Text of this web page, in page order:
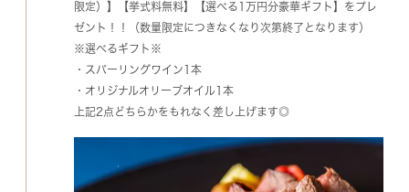
限定）】【挙式料無料】【選べる1万円分豪華ギフト】をプレ
ゼント！！（数量限定につきなくなり次第終了となります）
※選べるギフト※
・スパーリングワイン1本
・オリジナルオリーブオイル1本
上記2点どちらかをもれなく差し上げます◎